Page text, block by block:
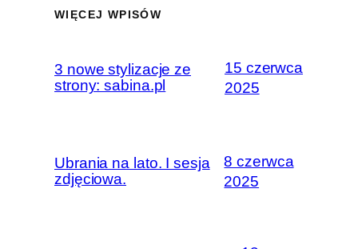
WIĘCEJ WPISÓW
3 nowe stylizacje ze
strony: sabina.pl
15 czerwca
2025
Ubrania na lato. I sesja
zdjęciowa.
8 czerwca
2025